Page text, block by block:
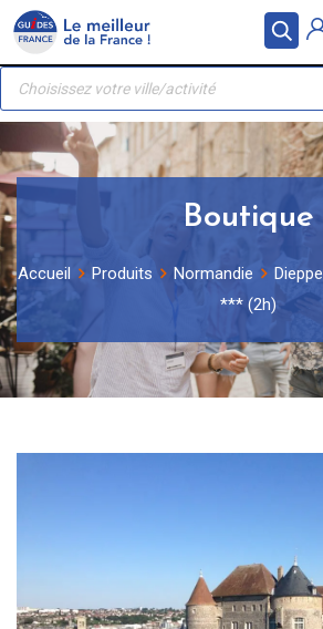
Panneau de gestion des cookies
Skip
content
Recherche
produits
Boutique
Accueil Produits Normandie Dieppe
*** (2h)